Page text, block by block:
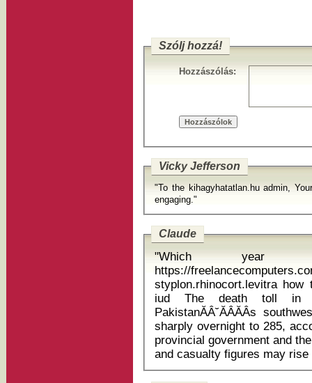
Szólj hozzá!
Hozzászólás:
Vicky Jefferson
"To the kihagyhatatlan.hu admin,
engaging."
Claude
"Which
https://
styplon.rhinocort.levitra
iud The death toll in TuesdayĂÂ˘ĂÂĂÂs earthquake in
PakistanĂÂ˘ĂÂĂÂs
sharply overnight to 285,
provincial government and